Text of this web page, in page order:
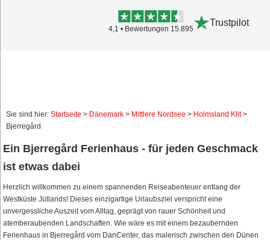
4,1 • Bewertungen 15.895
Trustpilot
Sie sind hier: Startseite > Dänemark > Mittlere Nordsee > Holmsland Klit>
Bjerregård
Ein Bjerregård Ferienhaus - für jeden Geschmack
ist etwas dabei
Herzlich willkommen zu einem spannenden Reiseabenteuer entlang der
Westküste Jütlands! Dieses einzigartige Urlaubsziel verspricht eine
unvergessliche Auszeit vom Alltag, geprägt von rauer Schönheit und
atemberaubenden Landschaften. Wie wäre es mit einem bezaubernden
Ferienhaus in Bjerregård vom DanCenter, das malerisch zwischen den Dünen